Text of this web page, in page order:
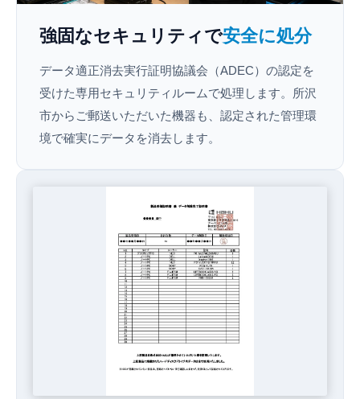
強固なセキュリティで安全に処分
データ適正消去実行証明協議会（ADEC）の認定を
受けた専用セキュリティルームで処理します。所沢
市からご郵送いただいた機器も、認定された管理環
境で確実にデータを消去します。